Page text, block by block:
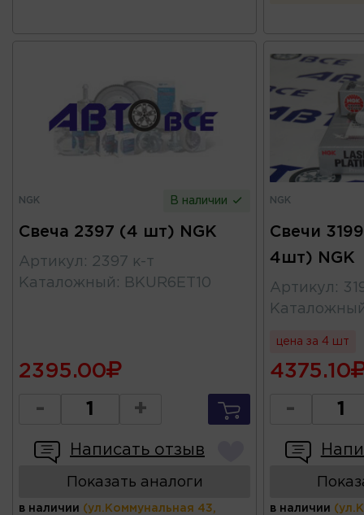
NGK В наличии
Свеча 2397 (4 шт) NGK
Артикул : 2397 к-т
Каталожный : BKUR6ET10
2395.00
- +
Написать отзыв
Показать аналоги
в наличии (ул.Коммунальная 43,
NGK
Свечи
4шт) NGK
Артикул :
цена за 4 шт
4375.10
-
в наличии